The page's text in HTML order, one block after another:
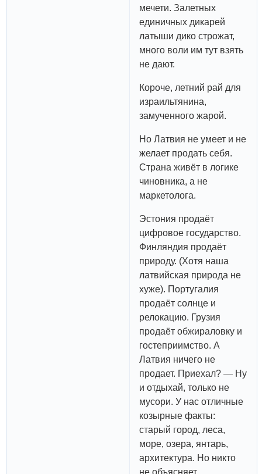
мечети. Залетных
единичных дикарей
латыши дико строжат,
много воли им тут взять
не дают.
Короче, летний рай для
израильтянина,
замученного жарой.
Но Латвия не умеет и не
желает продать себя.
Страна живёт в логике
чиновника, а не
маркетолога.
Эстония продаёт
цифровое государство.
Финляндия продаёт
природу. (Хотя наша
латвийская природа не
хуже). Португалия
продаёт солнце и
релокацию. Грузия
продаёт обжираловку и
гостеприимство. А
Латвия ничего не
продает. Приехал? — Ну
и отдыхай, только не
мусори. У нас отличные
козырные факты:
старый город, леса,
море, озера, янтарь,
архитектура. Но никто